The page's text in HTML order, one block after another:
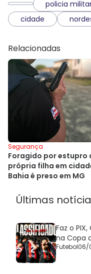
policia
cidade
Relacionadas
Segurança
Foragido por estupro
própria filha em
Bahia é preso em MG
Últimas
Faz o
na Copa
Futebol06/